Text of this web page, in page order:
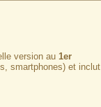
version au 1er
smartphones) et inclut